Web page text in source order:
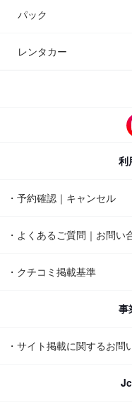
パック
レンタカー
利
・予約確認｜キャンセル
・よくあるご質問｜お問い
・クチコミ掲載基準
事
・サイト掲載に関するお問